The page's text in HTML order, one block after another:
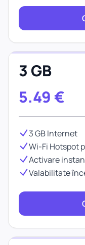
3 GB
5.49 €
3 GB Internet
Wi-Fi Hotspot
Activare
Valabilitate